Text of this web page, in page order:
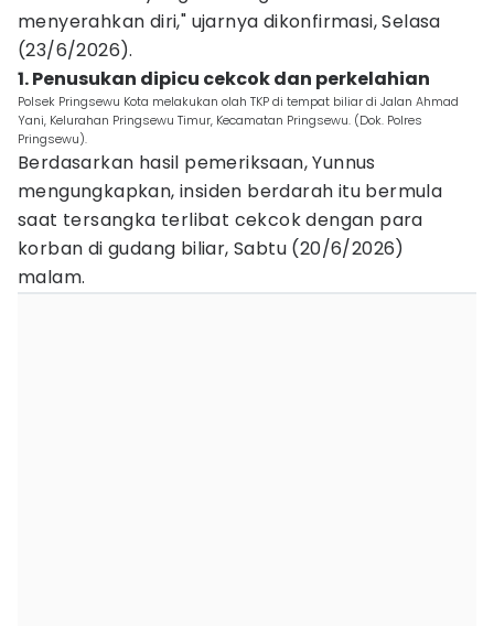
menyerahkan diri," ujarnya dikonfirmasi, Selasa
(23/6/2026).
1. Penusukan dipicu cekcok dan perkelahian
Polsek Pringsewu Kota melakukan olah TKP di tempat biliar di Jalan Ahmad
Yani, Kelurahan Pringsewu Timur, Kecamatan Pringsewu. (Dok. Polres
Pringsewu).
Berdasarkan hasil pemeriksaan, Yunnus
mengungkapkan, insiden berdarah itu bermula
saat tersangka terlibat cekcok dengan para
korban di gudang biliar, Sabtu (20/6/2026)
malam.